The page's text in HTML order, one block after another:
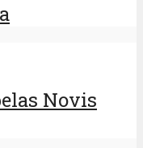
Novis